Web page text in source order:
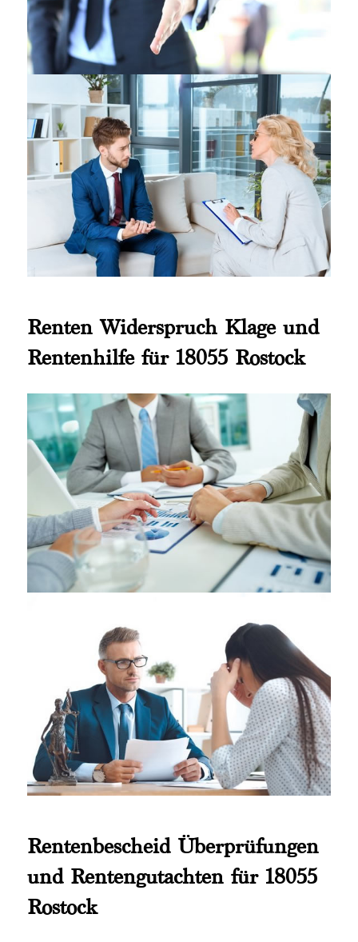
Renten Widerspruch Klage und
Rentenhilfe für 18055 Rostock
Rentenbescheid Überprüfungen
und Rentengutachten für 18055
Rostock